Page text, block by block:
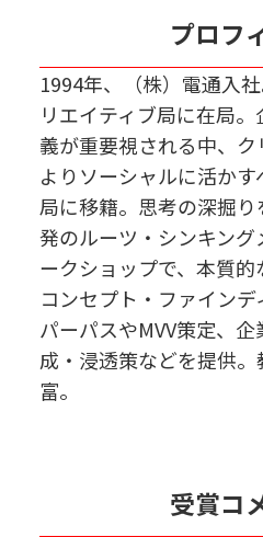
プロフ
1994年、（株）電通入
リエイティブ局に在局
義が重要視される中、
よりソーシャルに活か
局に移籍。思考の深掘
発のルーツ・シンキン
ークショップで、本質
コンセプト・ファイン
パーパスやMVV策定、
成・浸透策などを提供
富。
受賞コ